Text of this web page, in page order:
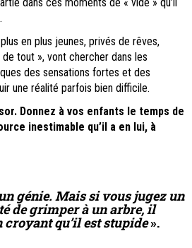
en plus jeunes, privés de rêves,
tout », vont chercher dans les
des sensations fortes et des
une réalité parfois bien difficile.
Donnez à vos enfants le temps de
inestimable qu’il a en lui, à
génie. Mais si vous jugez un
de grimper à un arbre, il
qu’il est stupide».